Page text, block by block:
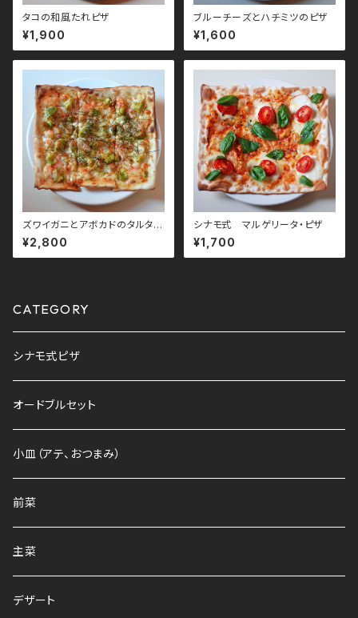
タコの和風たれピザ
¥1,900
ブルーチーズとハチミツのピザ
¥1,600
ズワイガニとアボカドのタルタル
茎わさびソースのピザ
¥2,800
シナモ式 マルゲリータ・ピザ
¥1,700
CATEGORY
シナモ式ピザ
オードブルセット
小皿（アテ、おつまみ）
前菜
主菜
デザート